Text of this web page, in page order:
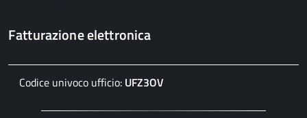
Fatturazione elettronica
Codice univoco ufficio: UFZ3OV